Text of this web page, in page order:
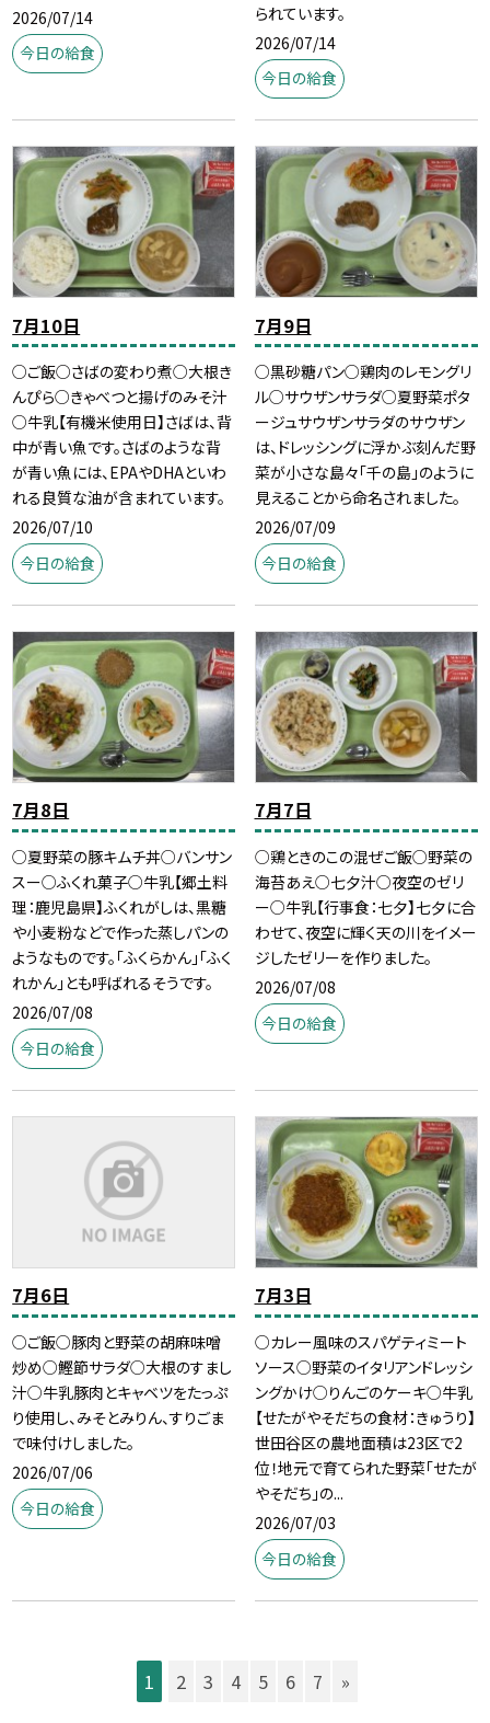
2026/07/14
今日の給食
られています。
2026/07/14
今日の給食
7月10日
○ご飯○さばの変わり煮○大根き
んぴら○きゃべつと揚げのみそ汁
○牛乳【有機米使用日】さばは、背
中が青い魚です。さばのような背
が青い魚には、EPAやDHAといわ
れる良質な油が含まれています。
2026/07/10
今日の給食
7月9日
○黒砂糖パン○鶏肉のレモングリ
ル○サウザンサラダ○夏野菜ポタ
ージュサウザンサラダのサウザン
は、ドレッシングに浮かぶ刻んだ野
菜が小さな島々「千の島」のように
見えることから命名されました。
2026/07/09
今日の給食
7月8日
○夏野菜の豚キムチ丼○バンサン
スー○ふくれ菓子○牛乳【郷土料
理：鹿児島県】ふくれがしは、黒糖
や小麦粉などで作った蒸しパンの
ようなものです。「ふくらかん」「ふく
れかん」とも呼ばれるそうです。
2026/07/08
今日の給食
7月7日
○鶏ときのこの混ぜご飯○野菜の
海苔あえ○七夕汁○夜空のゼリ
ー○牛乳【行事食：七夕】七夕に合
わせて、夜空に輝く天の川をイメー
ジしたゼリーを作りました。
2026/07/08
今日の給食
7月6日
○ご飯○豚肉と野菜の胡麻味噌
炒め○鰹節サラダ○大根のすまし
汁○牛乳豚肉とキャベツをたっぷ
り使用し、みそとみりん、すりごま
で味付けしました。
2026/07/06
今日の給食
7月3日
○カレー風味のスパゲティミート
ソース○野菜のイタリアンドレッシ
ングかけ○りんごのケーキ○牛乳
【せたがやそだちの食材：きゅうり】
世田谷区の農地面積は23区で2
位！地元で育てられた野菜「せたが
やそだち」の...
2026/07/03
今日の給食
1 2 3 4 5 6 7 »